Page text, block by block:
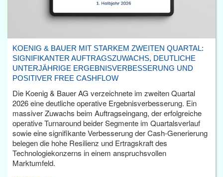
KOENIG & BAUER MIT STARKEM ZWEITEN QUARTAL:
SIGNIFIKANTER AUFTRAGSZUWACHS, DEUTLICHE
UNTERJÄHRIGE ERGEBNISVERBESSERUNG UND
POSITIVER FREE CASHFLOW
Die Koenig & Bauer AG verzeichnete im zweiten Quartal
2026 eine deutliche operative Ergebnisverbesserung. Ein
massiver Zuwachs beim Auftragseingang, der erfolgreiche
operative Turnaround beider Segmente im Quartalsverlauf
sowie eine signifikante Verbesserung der Cash-Generierung
belegen die hohe Resilienz und Ertragskraft des
Technologiekonzerns in einem anspruchsvollen
Marktumfeld.